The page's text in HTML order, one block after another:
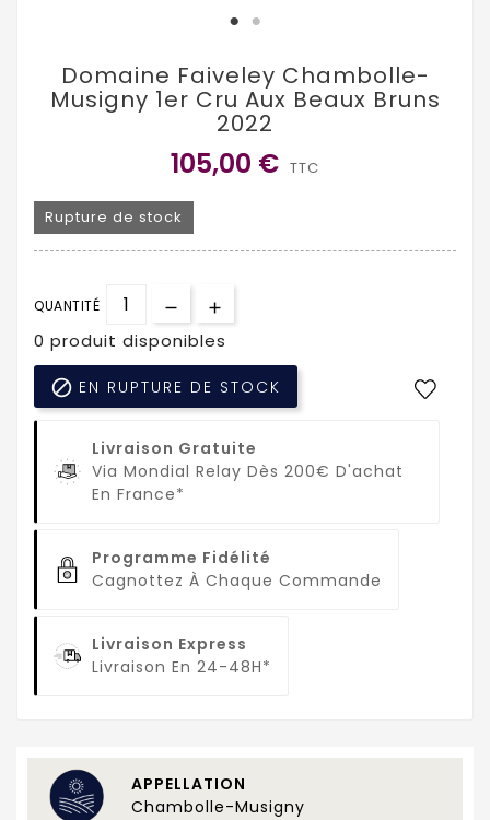
Domaine Faiveley Chambolle-
Musigny 1er Cru Aux Beaux Bruns
2022
105,00 € TTC
Rupture de stock
QUANTITÉ
0 produit disponibles
 EN RUPTURE DE STOCK
Livraison Gratuite
Via Mondial Relay Dès 200€ D'achat
En France*
Programme Fidélité
Cagnottez À Chaque Commande
Livraison Express
Livraison En 24-48H*
APPELLATION
Chambolle-Musigny